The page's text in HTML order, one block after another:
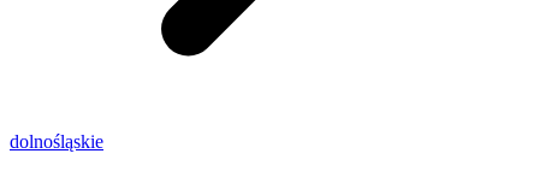
dolnośląskie